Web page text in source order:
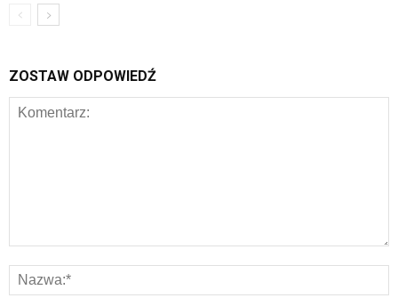
ZOSTAW ODPOWIEDŹ